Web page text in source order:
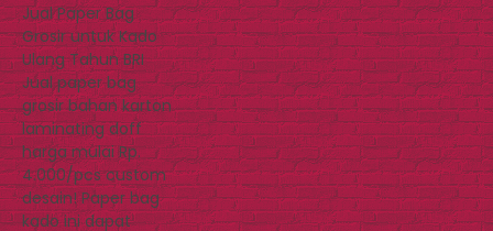
Jual Paper Bag
Grosir untuk Kado
Ulang Tahun BRI
Jual paper bag
grosir bahan karton
laminating doff
harga mulai Rp.
4.000/pcs custom
desain! Paper bag
kado ini dapat